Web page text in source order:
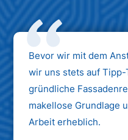
Bevor wir mit dem
wir uns stets auf
gründliche
makellose Grundlage
Arbeit erheblich.